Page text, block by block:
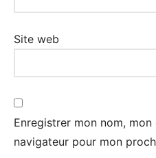
Site web
Enregistrer mon nom,
navigateur pour mon